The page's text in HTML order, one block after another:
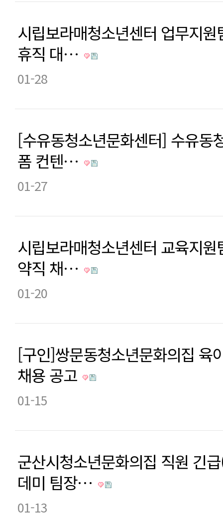
시립보라매청소년센터 업무지
휴직 대…
01-28
[수유동청소년문화센터] 수유동
폼 컨텐…
01-27
시립보라매청소년센터 교육지
약직 채…
01-20
[구인]쌍문동청소년문화의집 육
채용 공고
01-15
군산시청소년문화의집 직원 긴
데미 팀장…
01-13